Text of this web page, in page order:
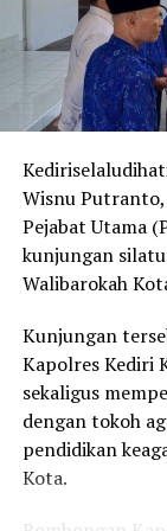
Sementara itu,
Mohamad
bimbingan
Dalam
pesan
menjaga
perilaku yang
orang lain.
Kapolsek
menegaskan
penting untuk
“Anak-anak
dini, mereka
Wisnu Putranto,
Pejabat Utama
kunjungan
Walibarokah
Kunjungan
Kapolres Kediri
sekaligus
dengan tokoh
pendidikan
Kota.